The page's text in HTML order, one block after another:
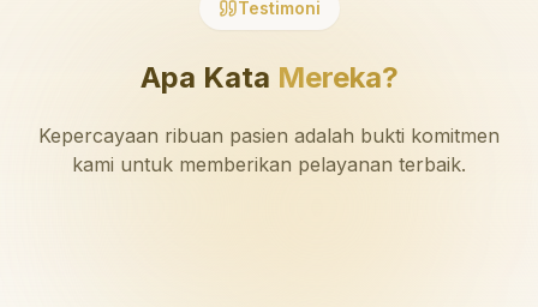
Testimoni
Apa Kata Mereka?
Kepercayaan ribuan pasien adalah bukti komitmen
kami untuk memberikan pelayanan terbaik.